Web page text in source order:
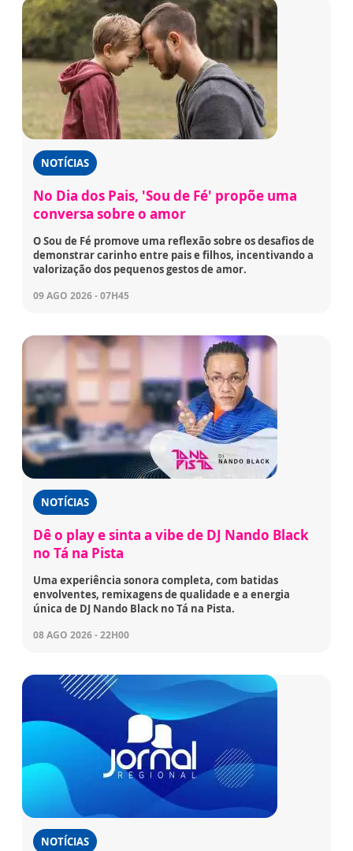
NOTÍCIAS
No Dia dos Pais, 'Sou de Fé' propõe uma
conversa sobre o amor
O Sou de Fé promove uma reflexão sobre os desafios de
demonstrar carinho entre pais e filhos, incentivando a
valorização dos pequenos gestos de amor.
09 AGO 2026 - 07H45
NOTÍCIAS
Dê o play e sinta a vibe de DJ Nando Black
no Tá na Pista
Uma experiência sonora completa, com batidas
envolventes, remixagens de qualidade e a energia
única de DJ Nando Black no Tá na Pista.
08 AGO 2026 - 22H00
NOTÍCIAS